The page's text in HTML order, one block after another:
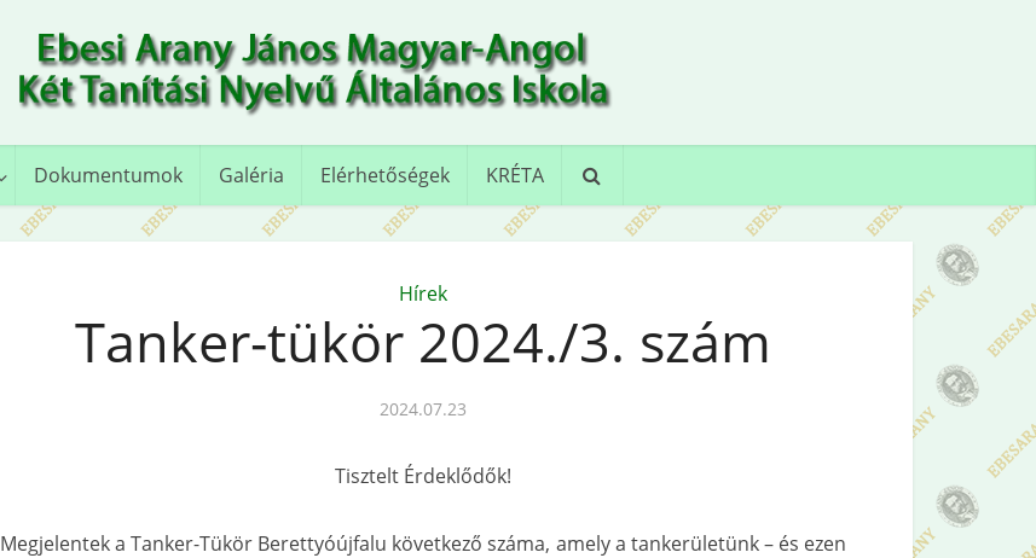
Dokumentumok Galéria Elérhetőségek KRÉTA
Hírek
Tanker-tükör 2024./3. szám
2024.07.23
Tisztelt Érdeklődők!
Megjelentek a Tanker-Tükör Berettyóújfalu következő száma, amely a tankerületünk – és ezen